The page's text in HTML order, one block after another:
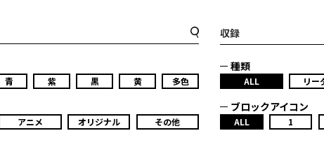
収録
青 紫 黒 黄 多色
種類
ALL リー
アニメ オリジナル その他
ブロックアイコン
ALL 1